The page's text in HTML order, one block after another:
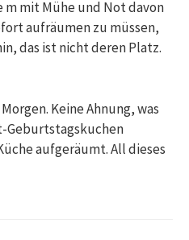
m mit Mühe und Not davon
aufräumen zu müssen,
das ist nicht deren Platz.
Keine Ahnung, was
Geburtstagskuchen
aufgeräumt. All dieses